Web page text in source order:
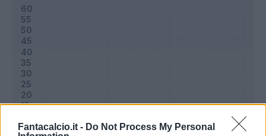
Fantacalcio.it - Do Not Process My Personal